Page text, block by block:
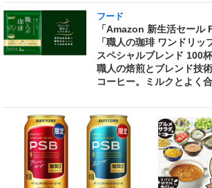
フード
「Amazon 新生活セール
「職人の珈琲 ワンドリ
スペシャルブレンド 100
職人の焙煎とブレンド技
コーヒー。ミルクとよく